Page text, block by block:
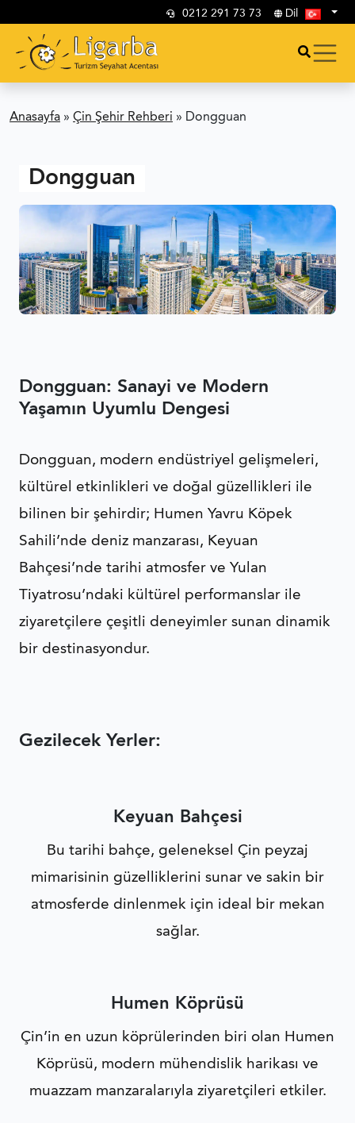
0212 291 73 73 Dil
Anasayfa » Çin Şehir Rehberi » Dongguan
Dongguan
Dongguan: Sanayi ve Modern
Yaşamın Uyumlu Dengesi
Dongguan, modern endüstriyel gelişmeleri,
kültürel etkinlikleri ve doğal güzellikleri ile
bilinen bir şehirdir; Humen Yavru Köpek
Sahili’nde deniz manzarası, Keyuan
Bahçesi’nde tarihi atmosfer ve Yulan
Tiyatrosu’ndaki kültürel performanslar ile
ziyaretçilere çeşitli deneyimler sunan dinamik
bir destinasyondur.
Gezilecek Yerler:
Keyuan Bahçesi
Bu tarihi bahçe, geleneksel Çin peyzaj
mimarisinin güzelliklerini sunar ve sakin bir
atmosferde dinlenmek için ideal bir mekan
sağlar.
Humen Köprüsü
Çin’in en uzun köprülerinden biri olan Humen
Köprüsü, modern mühendislik harikası ve
muazzam manzaralarıyla ziyaretçileri etkiler.